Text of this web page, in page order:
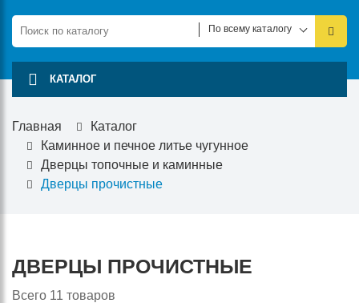
По всему каталогу
КАТАЛОГ
Главная
Каталог
Каминное и печное литье чугунное
Дверцы топочные и каминные
Дверцы прочистные
ДВЕРЦЫ ПРОЧИСТНЫЕ
Всего 11 товаров